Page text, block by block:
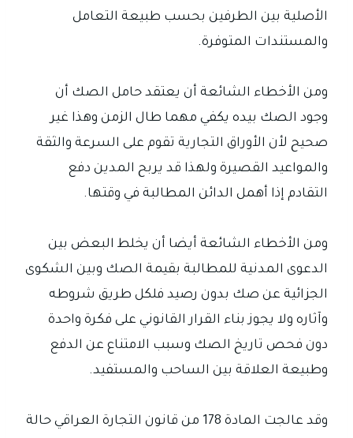
الأصلية بين الطرفين بحسب طبيعة التعامل
والمستندات المتوفرة.
ومن الأخطاء الشائعة أن يعتقد حامل الصك أن
وجود الصك بيده يكفي مهما طال الزمن وهذا غير
صحيح لأن الأوراق التجارية تقوم على السرعة والثقة
والمواعيد القصيرة ولهذا قد يربح المدين دفع
التقادم إذا أهمل الدائن المطالبة في وقتها.
ومن الأخطاء الشائعة أيضا أن يخلط البعض بين
الدعوى المدنية للمطالبة بقيمة الصك وبين الشكوى
الجزائية عن صك بدون رصيد فلكل طريق شروطه
وآثاره ولا يجوز بناء القرار القانوني على فكرة واحدة
دون فحص تاريخ الصك وسبب الامتناع عن الدفع
وطبيعة العلاقة بين الساحب والمستفيد.
وقد عالجت المادة 178 من قانون التجارة العراقي حالة